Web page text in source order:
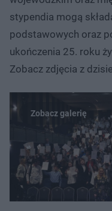
stypendia mogą
podstawowych oraz
ukończenia 25. roku
Zobacz zdjęcia z